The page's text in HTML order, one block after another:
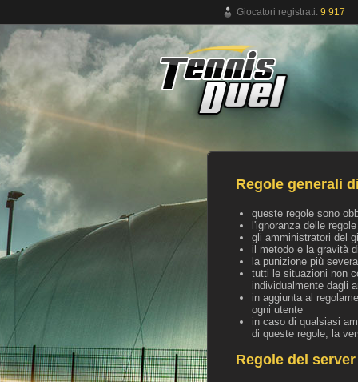
Giocatori registrati: 9 917
Regole generali
queste regole sono
l'ignoranza delle
gli amministratori del
il metodo e la gravità
la punizione più
tutti le situazioni non
individualmente dagli
in aggiunta al
ogni utente
in caso di qualsiasi
di queste regole, la
Regole del server